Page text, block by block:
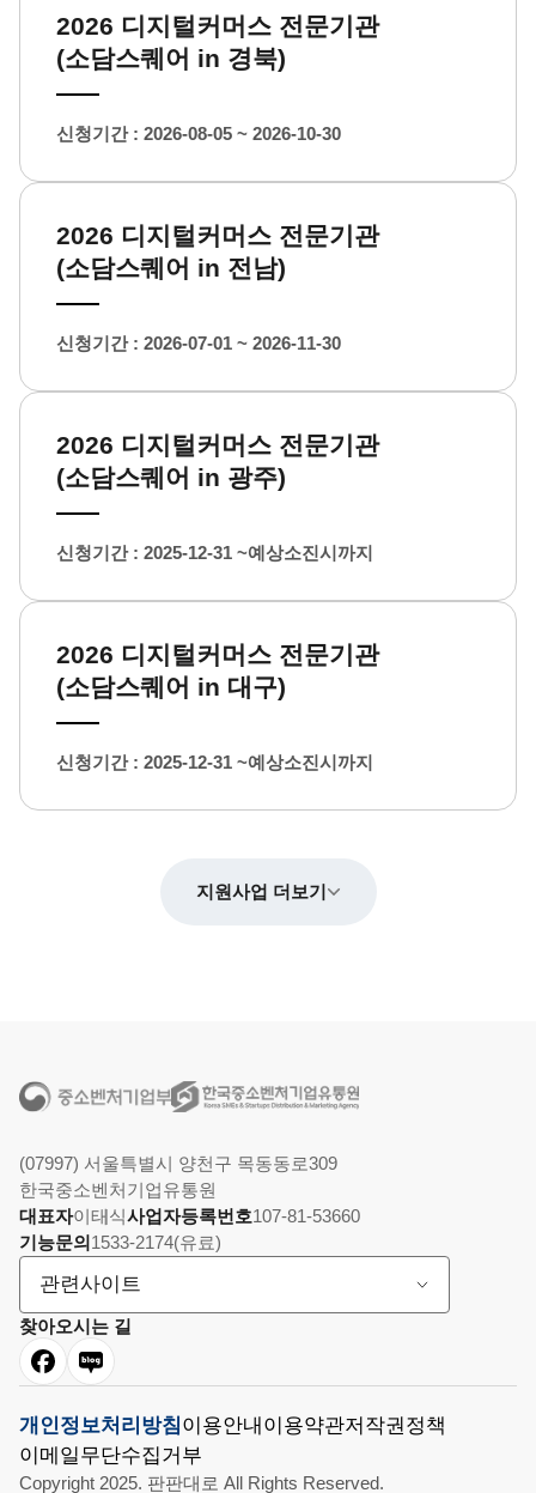
2026 디지털커머스 전문기관
(소담스퀘어 in 경북)
신청기간 : 2026-08-05 ~ 2026-10-30
2026 디지털커머스 전문기관
(소담스퀘어 in 전남)
신청기간 : 2026-07-01 ~ 2026-11-30
2026 디지털커머스 전문기관
(소담스퀘어 in 광주)
신청기간 : 2025-12-31 ~예상소진시까지
2026 디지털커머스 전문기관
(소담스퀘어 in 대구)
신청기간 : 2025-12-31 ~예상소진시까지
지원사업 더보기
(07997) 서울특별시 양천구 목동동로309
한국중소벤처기업유통원
대표자이태식사업자등록번호107-81-53660
기능문의1533-2174(유료)
관련사이트
찾아오시는 길
개인정보처리방침이용안내이용약관저작권정책
이메일무단수집거부
Copyright 2025. 판판대로 All Rights Reserved.